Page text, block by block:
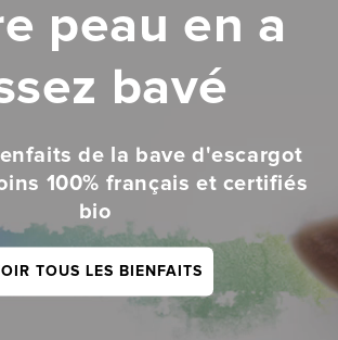
peau en a
bavé
de la bave d'escargot
100% français et certifiés
bio
TOUS LES BIENFAITS